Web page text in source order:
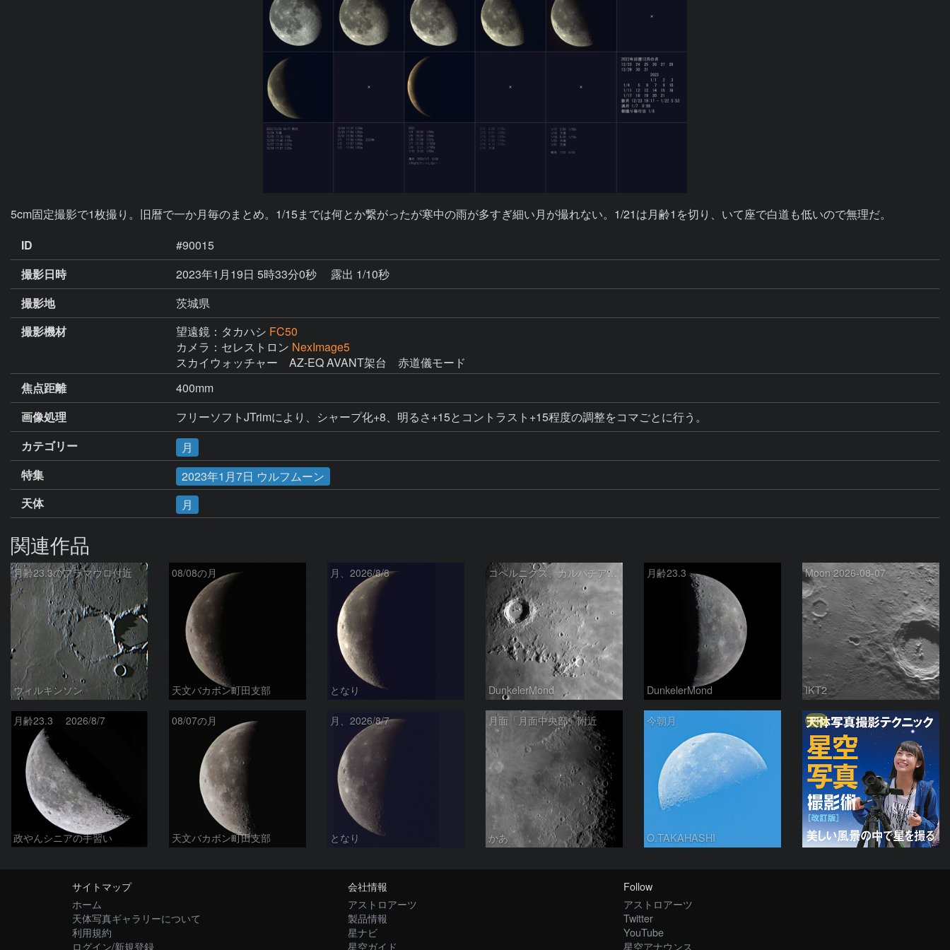
5cm固定撮影で1枚撮り。旧暦で一か月毎のまとめ。1/15までは何とか繋がったが寒中の雨が多すぎ細い月が撮れない。1/21は月齢1を切り、いて座で白道も低いので無理だ。
ID
#90015
撮影日時
2023年1月19日 5時33分0秒
露出 1/10秒
撮影地
茨城県
撮影機材
望遠鏡：タカハシ FC50
カメラ：セレストロン NexImage5
スカイウォッチャー　AZ-EQ AVANT架台　赤道儀モード
焦点距離
400mm
画像処理
フリーソフトJTrimにより、シャープ化+8、明るさ+15とコントラスト+15程度の調整をコマごとに行う。
カテゴリー
月
特集
2023年1月7日 ウルフムーン
天体
月
関連作品
月齢23.3のフラマウロ付近
ウィルキンソン
08/08の月
天文バカボン町田支部
月、2026/8/8
となり
コペルニクス、カルパチア山脈付近
DunkelerMond
月齢23.3
DunkelerMond
Moon 2026-08-07
IKT2
月齢23.3 2026/8/7
政やんシニアの手習い
08/07の月
天文バカボン町田支部
月、2026/8/7
となり
月面「月面中央部」附近
かあ
今朝月
O.TAKAHASHI
PR
サイトマップ
ホーム
天体写真ギャラリーについて
利用規約
ログイン/新規登録
会社情報
アストロアーツ
製品情報
星ナビ
星空ガイド
Follow
アストロアーツ
Twitter
YouTube
星空アナウンス